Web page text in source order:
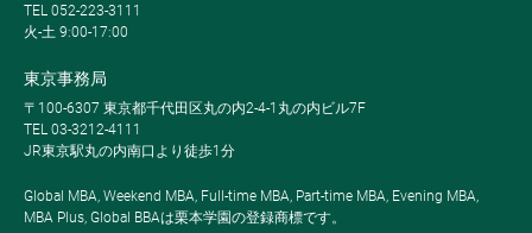
TEL 052-223-3111
火-土 9:00-17:00
東京事務局
〒100-6307 東京都千代田区丸の内2-4-1丸の内ビル7F
TEL 03-3212-4111
JR東京駅丸の内南口より徒歩1分
Global MBA, Weekend MBA, Full-time MBA, Part-time MBA, Evening MBA,
MBA Plus, Global BBAは栗本学園の登録商標です。